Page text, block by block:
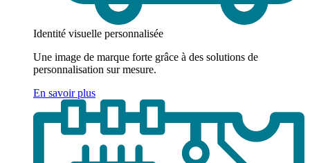
Identité visuelle personnalisée
Une image de marque forte grâce à des solutions de
personnalisation sur mesure.
En savoir plus